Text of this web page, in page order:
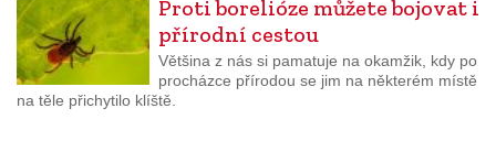
Proti borelióze můžete bojovat i
přírodní cestou
Většina z nás si pamatuje na okamžik, kdy po
procházce přírodou se jim na některém místě
na těle přichytilo klíště.